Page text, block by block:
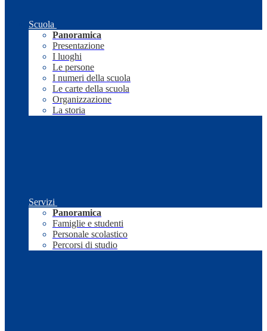
Scuola
Panoramica
Presentazione
I luoghi
Le persone
I numeri della scuola
Le carte della scuola
Organizzazione
La storia
Servizi
Panoramica
Famiglie e studenti
Personale scolastico
Percorsi di studio